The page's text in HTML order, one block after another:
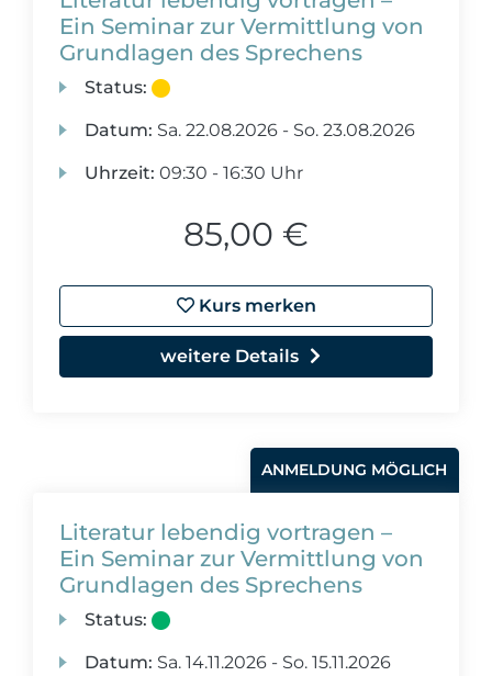
Ein Seminar zur Vermittlung von
Grundlagen des Sprechens
Status:
Datum: Sa. 22.08.2026 - So. 23.08.2026
Uhrzeit: 09:30 - 16:30 Uhr
85,00 €
Kurs merken
weitere Details
ANMELDUNG MÖGLICH
Literatur lebendig vortragen –
Ein Seminar zur Vermittlung von
Grundlagen des Sprechens
Status:
Datum: Sa. 14.11.2026 - So. 15.11.2026